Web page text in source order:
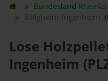
Bundesland
Billigheim-Ingenheim (
Lose
Ingenheim